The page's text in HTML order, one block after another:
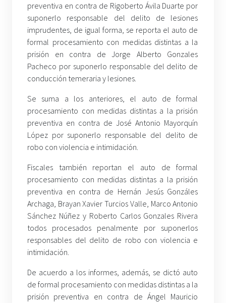
preventiva en contra de Rigoberto Ávila Duarte por
suponerlo responsable del delito de lesiones
imprudentes, de igual forma, se reporta el auto de
formal procesamiento con medidas distintas a la
prisión en contra de Jorge Alberto Gonzales
Pacheco por suponerlo responsable del delito de
conducción temeraria y lesiones.
Se suma a los anteriores, el auto de formal
procesamiento con medidas distintas a la prisión
preventiva en contra de José Antonio Mayorquín
López por suponerlo responsable del delito de
robo con violencia e intimidación.
Fiscales también reportan el auto de formal
procesamiento con medidas distintas a la prisión
preventiva en contra de Hernán Jesús Gonzáles
Archaga, Brayan Xavier Turcios Valle, Marco Antonio
Sánchez Núñez y Roberto Carlos Gonzales Rivera
todos procesados penalmente por suponerlos
responsables del delito de robo con violencia e
intimidación.
De acuerdo a los informes, además, se dictó auto
de formal procesamiento con medidas distintas a la
prisión preventiva en contra de Ángel Mauricio